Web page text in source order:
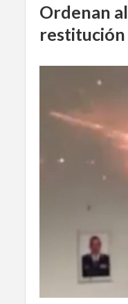
Ordenan
restitución